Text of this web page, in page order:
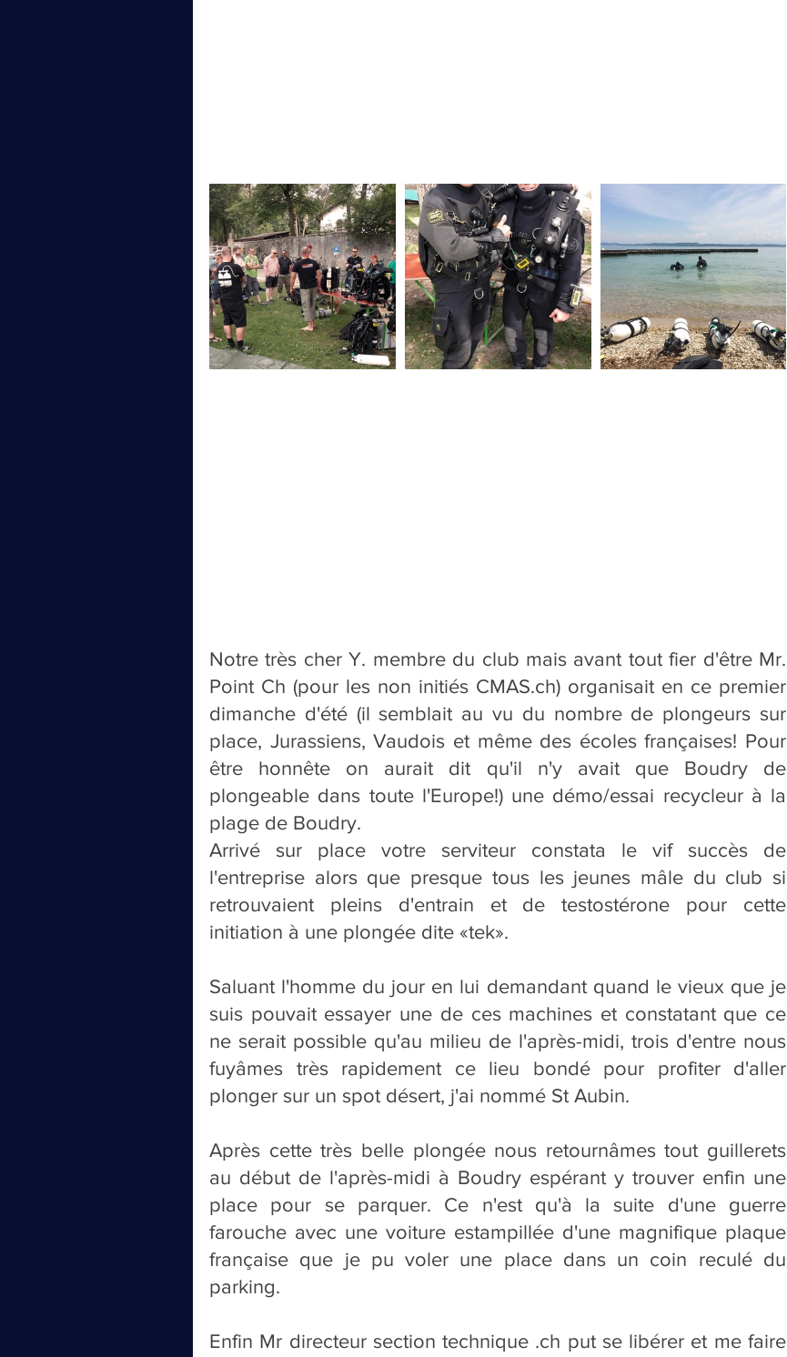
Notre très cher Y. membre du club mais avant tout fier d'être Mr.
Point Ch (pour les non initiés CMAS.ch) organisait en ce premier
dimanche d'été (il semblait au vu du nombre de plongeurs sur
place, Jurassiens, Vaudois et même des écoles françaises! Pour
être honnête on aurait dit qu'il n'y avait que Boudry de
plongeable dans toute l'Europe!) une démo/essai recycleur à la
plage de Boudry.
Arrivé sur place votre serviteur constata le vif succès de
l'entreprise alors que presque tous les jeunes mâle du club si
retrouvaient pleins d'entrain et de testostérone pour cette
initiation à une plongée dite «tek».
Saluant l'homme du jour en lui demandant quand le vieux que je
suis pouvait essayer une de ces machines et constatant que ce
ne serait possible qu'au milieu de l'après-midi, trois d'entre nous
fuyâmes très rapidement ce lieu bondé pour profiter d'aller
plonger sur un spot désert, j'ai nommé St Aubin.
Après cette très belle plongée nous retournâmes tout guillerets
au début de l'après-midi à Boudry espérant y trouver enfin une
place pour se parquer. Ce n'est qu'à la suite d'une guerre
farouche avec une voiture estampillée d'une magnifique plaque
française que je pu voler une place dans un coin reculé du
parking.
Enfin Mr directeur section technique .ch put se libérer et me faire